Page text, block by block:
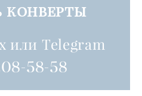
конверты
или Telegram
58-58